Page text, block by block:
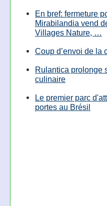
En bref: fermeture
Mirabilandia vend
Villages Nature, …
Coup d’envoi de la
Rulantica prolonge
culinaire
Le premier parc
portes au Brésil